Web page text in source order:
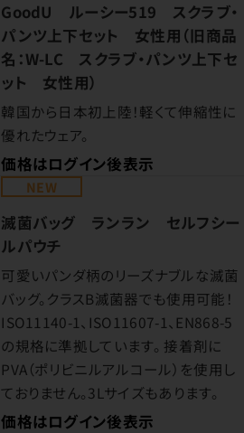
GoodU ルーシー519 スクラブ・
パンツ上下セット 女性用（旧商品
名：W-LC スクラブ・パンツ上下セ
ット 女性用）
韓国から日本初上陸！軽くて伸縮性に
優れたウェア。
価格はログイン後表示
NEW
滅菌バッグ ランラン セルフシー
ルパウチ
可愛いパンダ柄のリーズナブルな滅菌
バッグ。クラスB滅菌器でも使用可能！
ISO11140-1、ISO11607-1、EN868-5
の規格に準拠しています。 接着剤に
PVA（ポリビニルアルコール）を使用し
ておりません。3Lサイズもあります。
価格はログイン後表示